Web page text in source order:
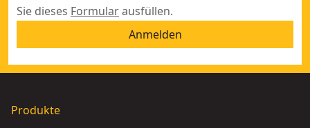
Sie dieses Formularausfüllen.
Anmelden
Produkte